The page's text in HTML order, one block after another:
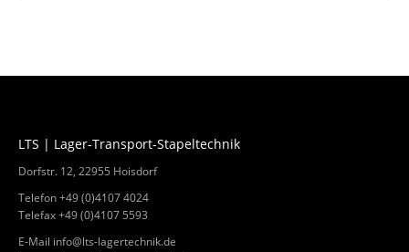
LTS | Lager-Transport-Stapeltechnik
Dorfstr. 12, 22955 Hoisdorf
Telefon +49 (0)4107 4024
Telefax +49 (0)4107 5593
E-Mail info@lts-lagertechnik.de